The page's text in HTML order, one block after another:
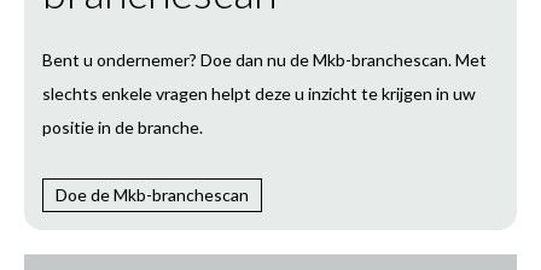
Bent u ondernemer? Doe dan nu de Mkb-branchescan. Met
slechts enkele vragen helpt deze u inzicht te krijgen in uw
positie in de branche.
Doe de Mkb-branchescan